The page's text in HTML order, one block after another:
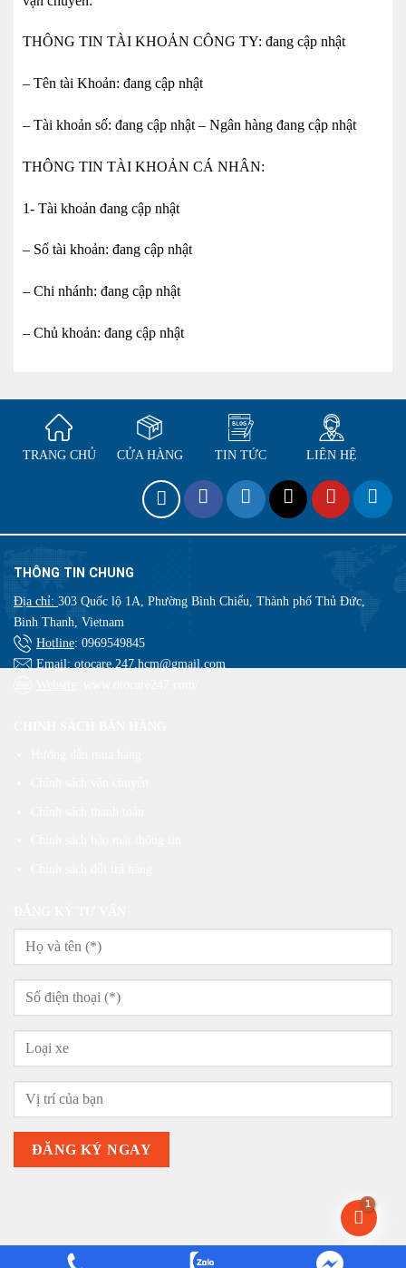
THÔNG TIN TÀI KHOẢN CÔNG TY: đang cập nhật
– Tên tài Khoản: đang cập nhật
– Tài khoản số: đang cập nhật – Ngân hàng đang cập nhật
THÔNG TIN TÀI KHOẢN CÁ NHÂN:
1- Tài khoản đang cập nhật
– Số tài khoản: đang cập nhật
– Chi nhánh: đang cập nhật
– Chủ khoản: đang cập nhật
TRANG CHỦ CỬA HÀNG TIN TỨC LIÊN HỆ
THÔNG TIN CHUNG
Địa chỉ: 303 Quốc lộ 1A, Phường Bình Chiểu, Thành phố Thủ Đức,
Binh Thanh, Vietnam
Hotline: 0969549845
Email: otocare.247.hcm@gmail.com